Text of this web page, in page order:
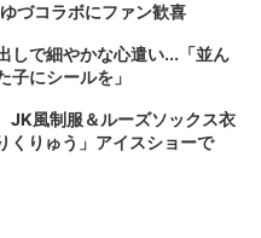
づコラボにファン歓喜
しで細やかな心遣い...「並ん
子にシールを」
JK風制服＆ルーズソックス衣
りゅう」アイスショーで